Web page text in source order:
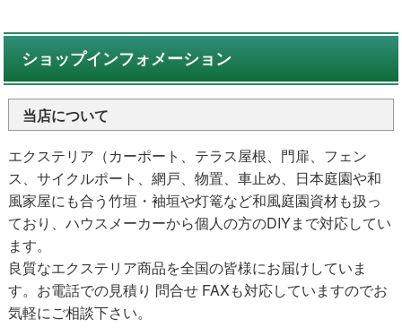
ショップインフォメーション
当店について
エクステリア（カーポート、テラス屋根、門扉、フェン
ス、サイクルポート、網戸、物置、車止め、日本庭園や和
風家屋にも合う竹垣・袖垣や灯篭など和風庭園資材も扱っ
ており、ハウスメーカーから個人の方のDIYまで対応してい
ます。
良質なエクステリア商品を全国の皆様にお届けしていま
す。お電話での見積り 問合せ FAXも対応していますのでお
気軽にご相談下さい。